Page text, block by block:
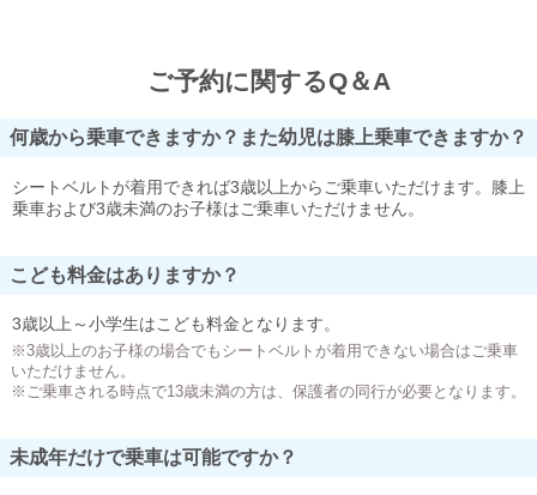
ご予約に関するQ＆A
何歳から乗車できますか？また幼児は膝上乗車できますか？
シートベルトが着用できれば3歳以上からご乗車いただけます。膝上
乗車および3歳未満のお子様はご乗車いただけません。
こども料金はありますか？
3歳以上～小学生はこども料金となります。
※3歳以上のお子様の場合でもシートベルトが着用できない場合はご乗車
いただけません。
※ご乗車される時点で13歳未満の方は、保護者の同行が必要となります。
未成年だけで乗車は可能ですか？